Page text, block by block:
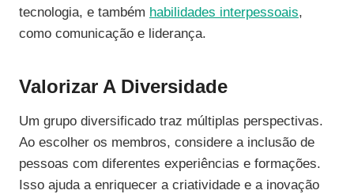
tecnologia, e também habilidades interpessoais,
como comunicação e liderança.
Valorizar A Diversidade
Um grupo diversificado traz múltiplas perspectivas.
Ao escolher os membros, considere a inclusão de
pessoas com diferentes experiências e formações.
Isso ajuda a enriquecer a criatividade e a inovação